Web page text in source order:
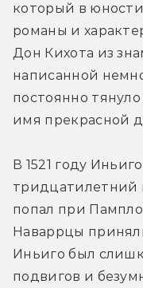
который в
романы и
Дон Кихота из
написанной
постоянно
имя прекрасной
В 1521 году
тридцатилетний
попал при
Наваррцы
Иньиго был
подвигов и